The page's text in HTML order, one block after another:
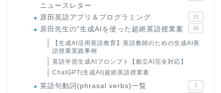
ニュースレター
原田英語アプリ＆プログラミング 31
原田先生の"生成AIを使った超絶英語授業案 95
【生成AI活用英語教育】英語教師のための生成AI英
語授業実践事例
英語学習生成AIプロンプト【都立AI完全対応】
ChatGPT(生成AI)超絶英語授業案
英語句動詞(phrasal verbs)一覧 3